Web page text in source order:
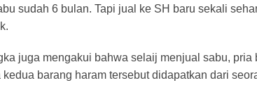
sudah 6 bulan. Tapi jual ke SH baru sekali
juga mengakui bahwa selaij menjual sabu,
kedua barang haram tersebut didapatkan dari